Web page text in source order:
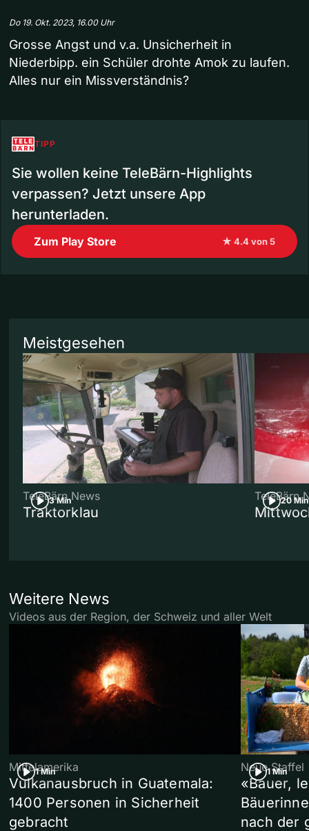
Do 19. Okt. 2023, 16.00 Uhr
Grosse Angst und v.a. Unsicherheit in
Niederbipp. ein Schüler drohte Amok zu laufen.
Alles nur ein Missverständnis?
TIPP
Sie wollen keine TeleBärn-Highlights
verpassen? Jetzt unsere App
herunterladen.
Zum Play Store ★ 4.4 von 5
Meistgesehen
3 Min
TeleBärn News
Traktorklau
20 Min
TeleBärn
Weitere News
Videos aus der Region, der Schweiz und aller Welt
1 Min
Mittelamerika
Vulkanausbruch in Guatemala:
1400 Personen in Sicherheit
gebracht
1 Min
Neue Staffel
«Bauer,
nach der